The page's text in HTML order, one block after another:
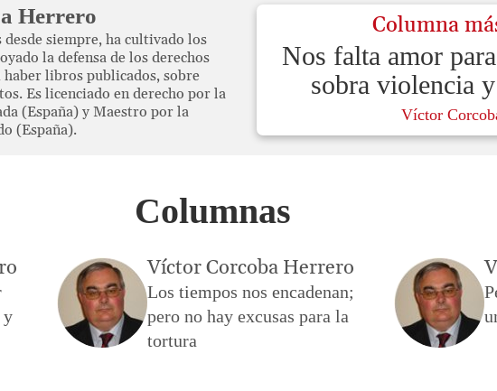
Columna
Nos falta amor
sobra violencia
Víctor
Herrero
siempre, ha cultivado los
la defensa de los derechos
haber libros publicados, sobre
Es licenciado en derecho por la
(España) y Maestro por la
(España).
Columnas
y
Víctor Corcoba Herrero
Los tiempos nos encadenan;
pero no hay excusas para la
tortura